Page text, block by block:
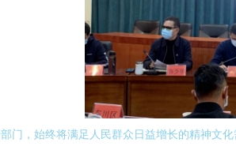
门，始终将满足人民群众日益增长的精神文